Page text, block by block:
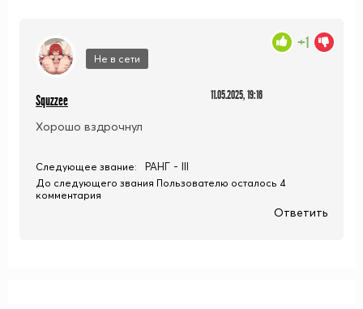
Не в сети
Squzzee 11.05.2025, 19:16
Хорошо вздрочнул
+1
Следующее звание: РАНГ - III
До следующего звания Пользователю осталось 4
комментария
Ответить